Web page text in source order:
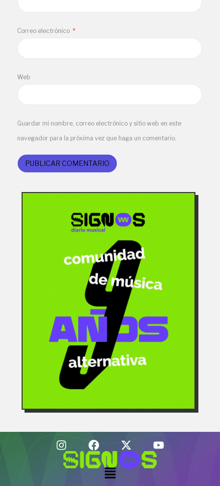
Correo electrónico *
Web
Guardar mi nombre, correo electrónico y sitio web en este
navegador para la próxima vez que haga un comentario.